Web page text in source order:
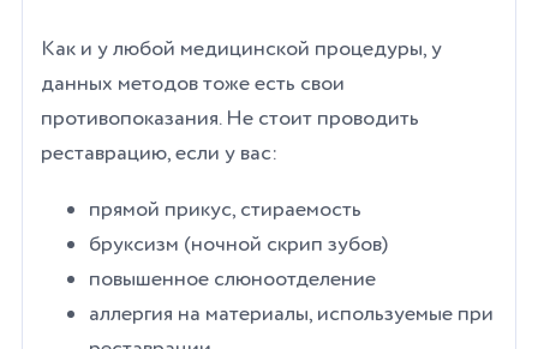
Как и у любой медицинской процедуры, у
данных методов тоже есть свои
противопоказания. Не стоит проводить
реставрацию, если у вас:
прямой прикус, стираемость
бруксизм (ночной скрип зубов)
повышенное слюноотделение
аллергия на материалы, используемые при